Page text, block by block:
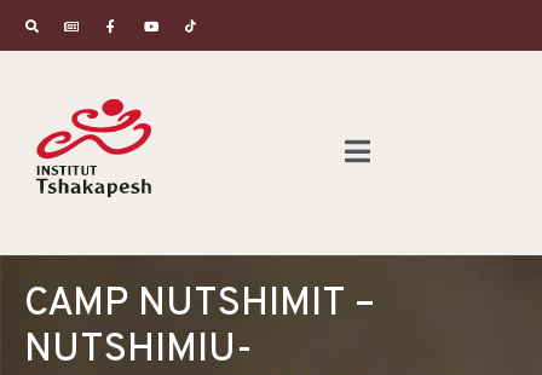
CAMP NUTSHIMIT –
NUTSHIMIU-